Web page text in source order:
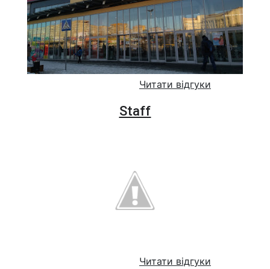
Читати відгуки
Staff
Читати відгуки